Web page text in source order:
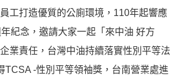
工打造優質的公廁環境，110年起響應
年紀念，邀請大家一起「來中油 好方
業責任，台灣中油持續落實性別平等法
TCSA -性別平等領袖獎，台南營業處進